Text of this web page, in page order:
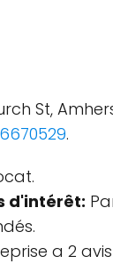
St,
.
d'intérêt:
a 2